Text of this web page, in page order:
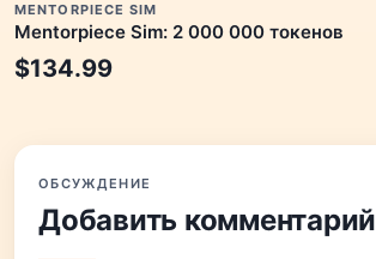
MENTORPIECE SIM
Mentorpiece Sim: 2 000 000 токенов
$134.99
ОБСУЖДЕНИЕ
Добавить комментарий